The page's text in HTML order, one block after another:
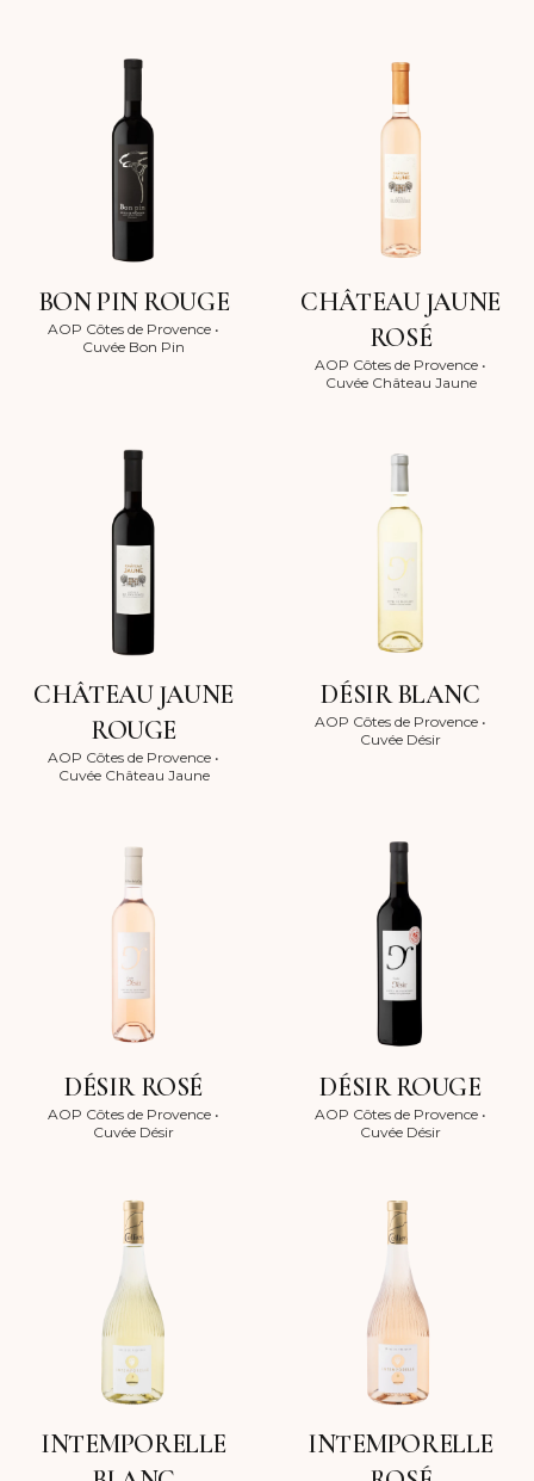
BON PIN ROUGE
AOP Côtes de Provence •
Cuvée Bon Pin
CHÂTEAU JAUNE
ROSÉ
AOP Côtes de Provence •
Cuvée Château Jaune
CHÂTEAU JAUNE
ROUGE
AOP Côtes de Provence •
Cuvée Château Jaune
DÉSIR BLANC
AOP Côtes de Provence •
Cuvée Désir
DÉSIR ROSÉ
AOP Côtes de Provence •
Cuvée Désir
DÉSIR ROUGE
AOP Côtes de Provence •
Cuvée Désir
INTEMPORELLE
INTEMPORELLE